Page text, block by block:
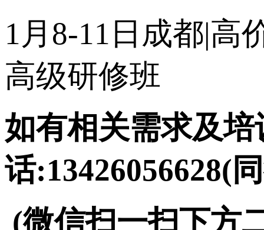
1月8-11日成都|高
高级研修班
如有相关需求及
话:13426056628(
(微信扫一扫下方